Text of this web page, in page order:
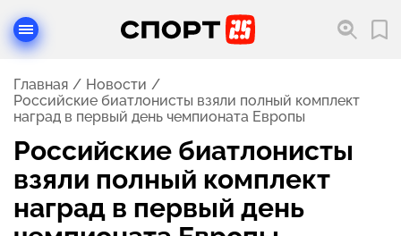
Главная
Новости
Российские биатлонисты взяли полный комплект
наград в первый день чемпионата Европы
Российские биатлонисты
взяли полный комплект
наград в первый день